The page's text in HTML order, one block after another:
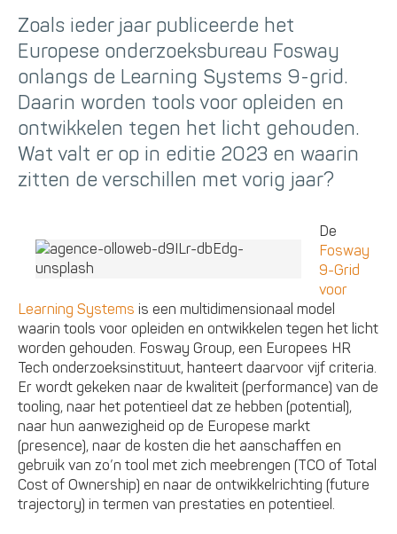
Zoals ieder jaar publiceerde het
Europese onderzoeksbureau Fosway
onlangs de Learning Systems 9-grid.
Daarin worden tools voor opleiden en
ontwikkelen tegen het licht gehouden.
Wat valt er op in editie 2023 en waarin
zitten de verschillen met vorig jaar?
De
Fosway
9-Grid
voor
Learning Systems is een multidimensionaal model
waarin tools voor opleiden en ontwikkelen tegen het licht
worden gehouden. Fosway Group, een Europees HR
Tech onderzoeksinstituut, hanteert daarvoor vijf criteria.
Er wordt gekeken naar de kwaliteit (performance) van de
tooling, naar het potentieel dat ze hebben (potential),
naar hun aanwezigheid op de Europese markt
(presence), naar de kosten die het aanschaffen en
gebruik van zo’n tool met zich meebrengen (TCO of Total
Cost of Ownership) en naar de ontwikkelrichting (future
trajectory) in termen van prestaties en potentieel.